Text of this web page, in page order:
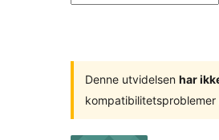
Denne utvidelsen har
kompatibilitetsproblemer